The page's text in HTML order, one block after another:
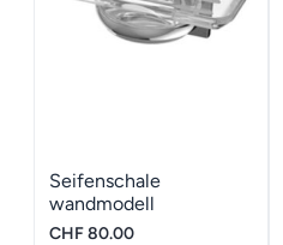
Seifenschale
wandmodell
Bodenschatz Chic 14
CHF80.00